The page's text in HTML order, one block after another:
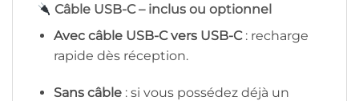
Câble USB-C – inclus ou optionnel
Avec câble USB-C vers USB-C: recharge
rapide dès réception.
Sans câble: si vous possédez déjà un